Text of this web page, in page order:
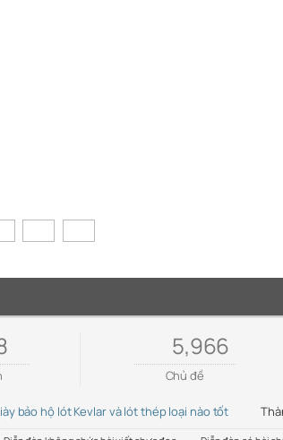
5,966
Chủ đề
bảo hộ lót Kevlar và lót thép loại nào tốt